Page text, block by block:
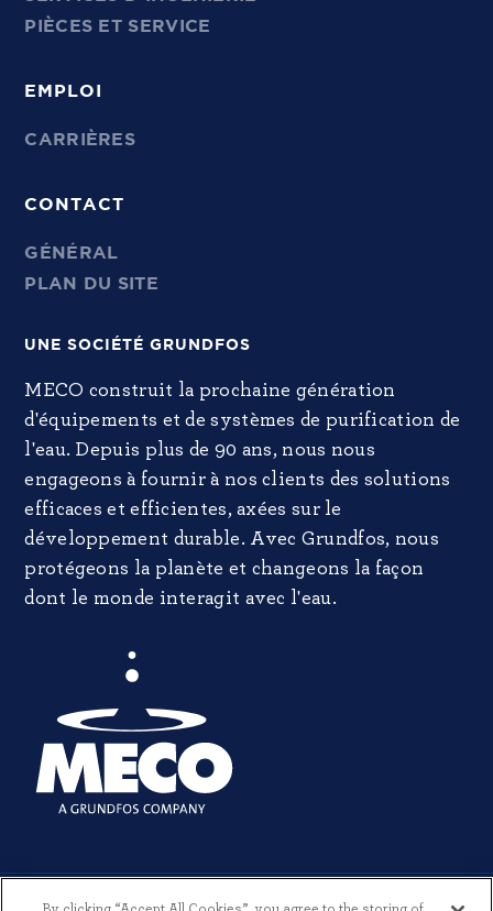
PIÈCES ET SERVICE
EMPLOI
CARRIÈRES
CONTACT
GÉNÉRAL
PLAN DU SITE
UNE SOCIÉTÉ GRUNDFOS
MECO construit la prochaine génération
d'équipements et de systèmes de purification de
l'eau. Depuis plus de 90 ans, nous nous
engageons à fournir à nos clients des solutions
efficaces et efficientes, axées sur le
développement durable. Avec Grundfos, nous
protégeons la planète et changeons la façon
dont le monde interagit avec l'eau.